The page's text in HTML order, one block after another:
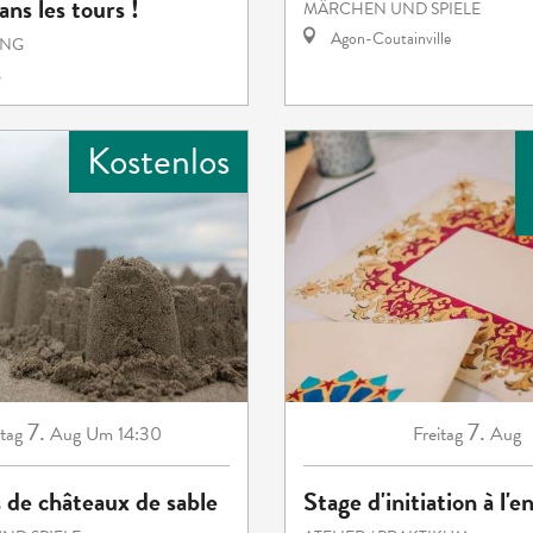
les tours !
MÄRCHEN UND SPIELE
Agon-Coutainville
Kostenlos
7. Aug Um 14:30
châteaux de sable
Freitag7. Aug
Stage d'initiation à